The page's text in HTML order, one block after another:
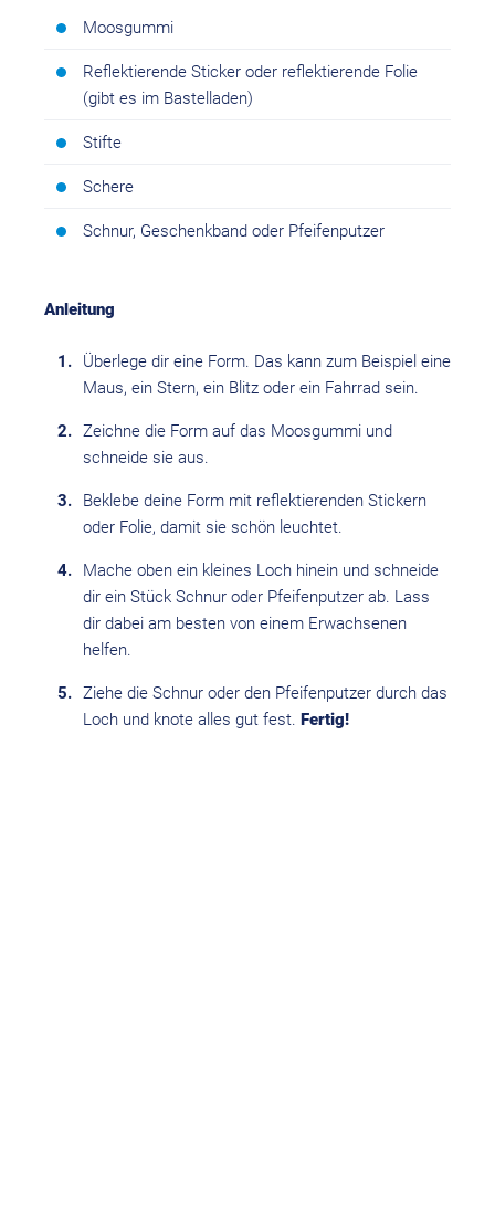
Moosgummi
Reflektierende Sticker oder reflektierende Folie
(gibt es im Bastelladen)
Stifte
Schere
Schnur, Geschenkband oder Pfeifenputzer
Anleitung
Überlege dir eine Form. Das kann zum Beispiel eine
Maus, ein Stern, ein Blitz oder ein Fahrrad sein.
Zeichne die Form auf das Moosgummi und
schneide sie aus.
Beklebe deine Form mit reflektierenden Stickern
oder Folie, damit sie schön leuchtet.
Mache oben ein kleines Loch hinein und schneide
dir ein Stück Schnur oder Pfeifenputzer ab. Lass
dir dabei am besten von einem Erwachsenen
helfen.
Ziehe die Schnur oder den Pfeifenputzer durch das
Loch und knote alles gut fest. Fertig!